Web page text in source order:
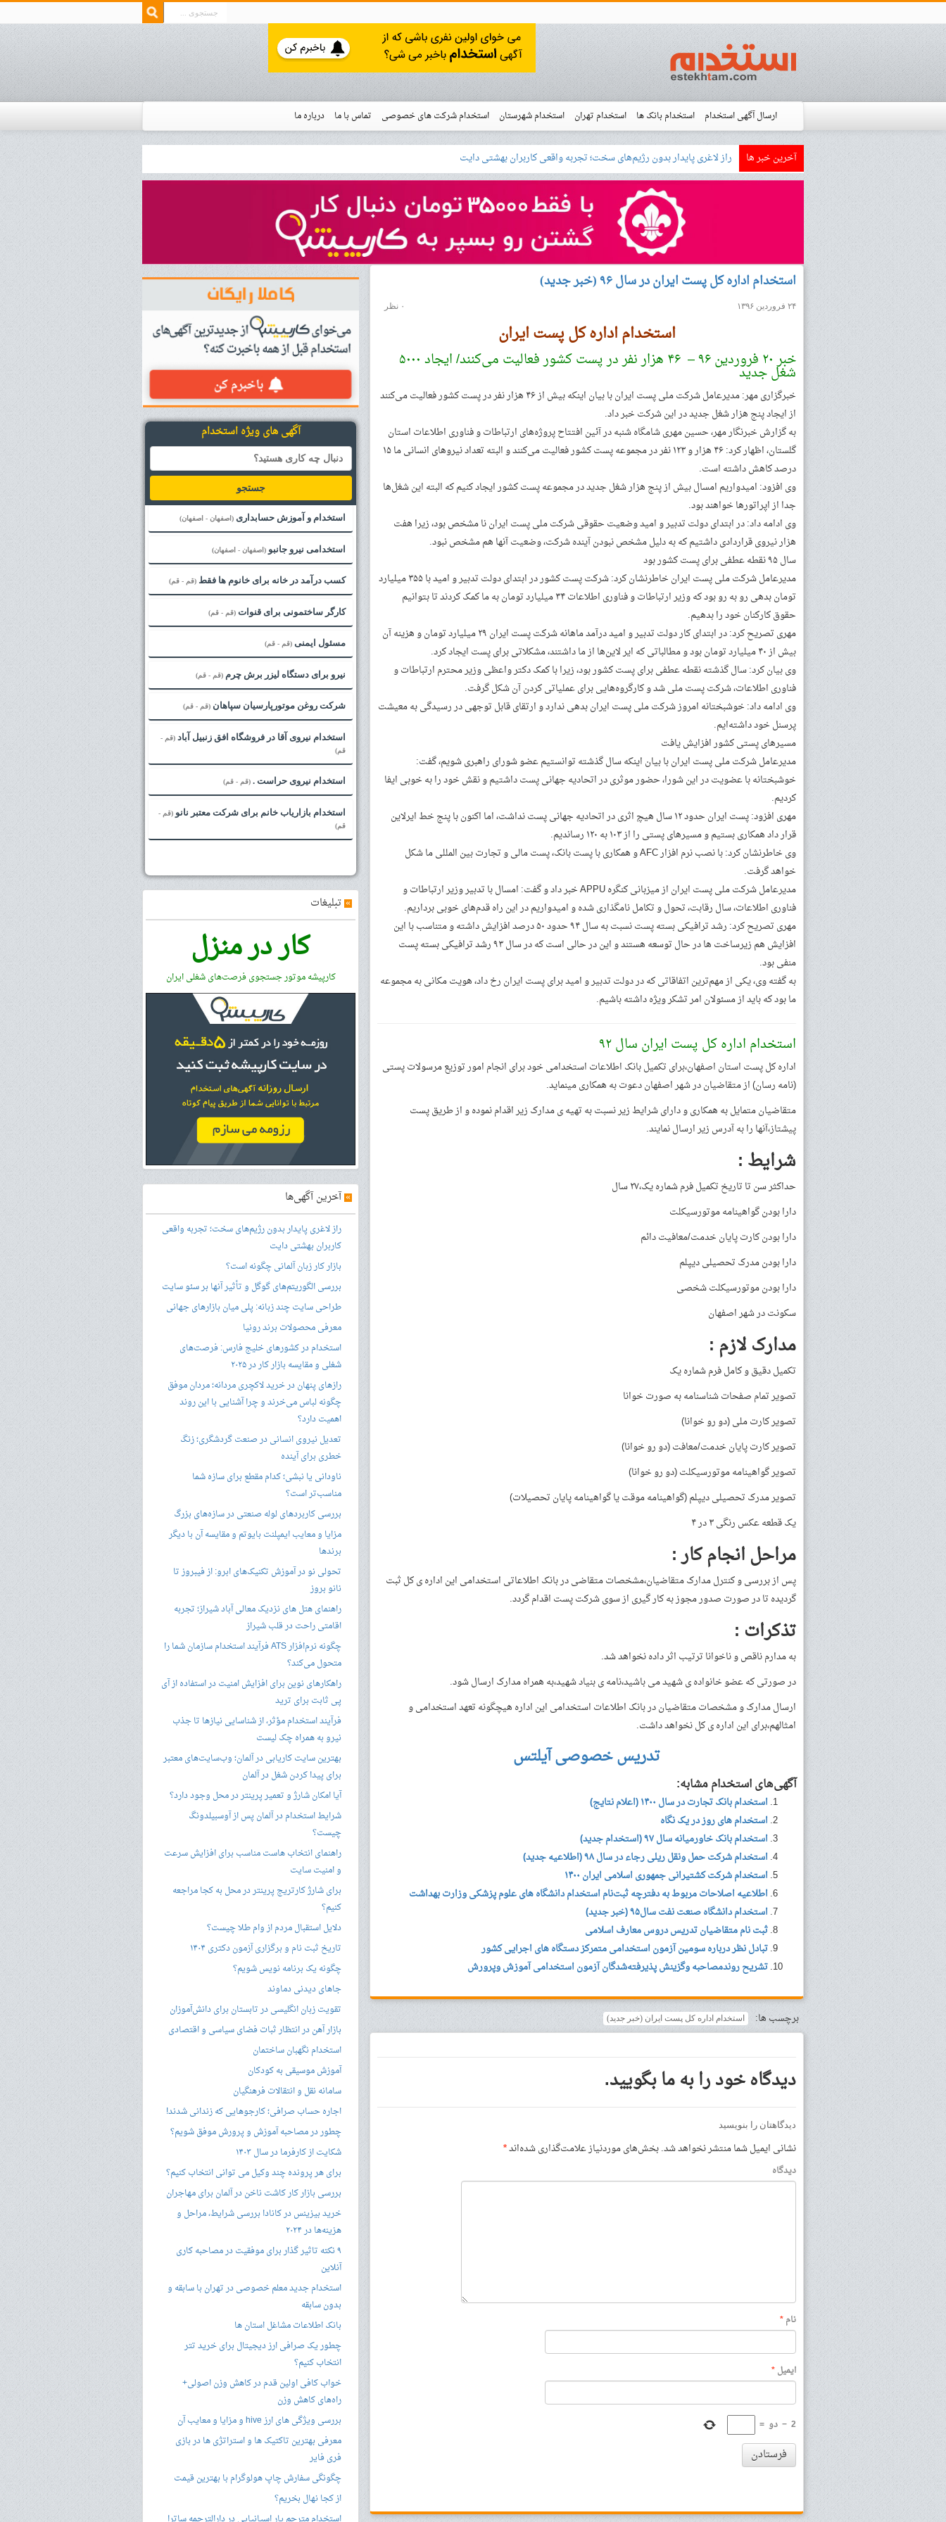
ارسال آگهی استخدام استخدام بانک ها استخدام تهران استخدام شهرستان استخدام شرکت های خصوصی تماس با ما
درباره ما
نوار زمان استخدام
استخدام شده ها
آموزش فروشگاه استخدام
آخرین خبر ها بازار کار زبان آلم
استخدام اداره کل پست ایران در سال ۹۶ (خبر جدید)
۲۴ فروردین ۱۳۹۶ ۰ نظر
استخدام اداره کل پست ایران
خبر ۲۰ فروردین ۹۶ – ۴۶ هزار نفر در پست کشور فعالیت می‌کنند/ ایجاد ۵۰۰۰
شغل جدید
خبرگزاری مهر: مدیرعامل شرکت ملی پست ایران با بیان اینکه بیش از ۴۶ هزار نفر در پست کشور فعالیت می‌کنند
از ایجاد پنج هزار شغل جدید در این شرکت خبر داد.
به گزارش خبرنگار مهر، حسین مهری شامگاه شنبه در آئین افتتاح پروژه‌های ارتباطات و فناوری اطلاعات استان
گلستان، اظهار کرد: ۴۶ هزار و ۱۲۳ نفر در مجموعه پست کشور فعالیت می‌کنند و البته تعداد نیروهای انسانی ما ۱۵
درصد کاهش داشته است.
وی افزود: امیدواریم امسال بیش از پنج هزار شغل جدید در مجموعه پست کشور ایجاد کنیم که البته این شغل‌ها
جدا از اپراتورها خواهند بود.
وی ادامه داد: در ابتدای دولت تدبیر و امید وضعیت حقوقی شرکت ملی پست ایران نا مشخص بود، زیرا هفت
هزار نیروی قراردادی داشتیم که به دلیل مشخص نبودن آینده شرکت، وضعیت آنها هم مشخص نبود.
سال ۹۵ نقطه عطفی برای پست کشور بود
مدیرعامل شرکت ملی پست ایران خاطرنشان کرد: شرکت پست کشور در ابتدای دولت تدبیر و امید با ۳۵۵ میلیارد
تومان بدهی رو به رو بود که وزیر ارتباطات و فناوری اطلاعات ۳۴ میلیارد تومان به ما کمک کردند تا بتوانیم
حقوق کارکنان خود را بدهیم.
مهری تصریح کرد: در ابتدای کار دولت تدبیر و امید درآمد ماهانه شرکت پست ایران ۲۹ میلیارد تومان و هزینه آن
بیش از ۴۰ میلیارد تومان بود و مطالباتی که ایر لاین‌ها از ما داشتند، مشکلاتی برای پست ایجاد کرد.
وی بیان کرد: سال گذشته نقطه عطفی برای پست کشور بود، زیرا با کمک دکتر واعظی وزیر محترم ارتباطات و
فناوری اطلاعات، شرکت پست ملی شد و کارگروه‌هایی برای عملیاتی کردن آن شکل گرفت.
وی ادامه داد: خوشبختانه امروز شرکت ملی پست ایران بدهی ندارد و ارتقای قابل توجهی در رسیدگی به معیشت
پرسنل خود داشته‌ایم.
مسیرهای پستی کشور افزایش یافت
مدیرعامل شرکت ملی پست ایران با بیان اینکه سال گذشته توانستیم عضو شورای راهبری شویم، گفت:
خوشبختانه با عضویت در این شورا، حضور موثری در اتحادیه جهانی پست داشتیم و نقش خود را به خوبی ایفا
کردیم.
مهری افزود: پست ایران حدود ۱۲ سال هیچ اثری در اتحادیه جهانی پست نداشت، اما اکنون با پنج خط ایرلاین
قرار داد همکاری بستیم و مسیرهای پستی را از ۱۰۳ به ۱۲۰ رساندیم.
وی خاطرنشان کرد: با نصب نرم افزار AFC و همکاری با پست بانک، پست مالی و تجارت بین المللی ما شکل
خواهد گرفت.
مدیرعامل شرکت ملی پست ایران از میزبانی کنگره APPU خبر داد و گفت: امسال با تدبیر وزیر ارتباطات و
فناوری اطلاعات، سال رقابت، تحول و تکامل نامگذاری شده و امیدواریم در این راه قدم‌های خوبی برداریم.
مهری تصریح کرد: رشد ترافیکی بسته پست نسبت به سال ۹۴ حدود ۵۰ درصد افزایش داشته و متناسب با این
افزایش هم زیرساخت ها در حال توسعه هستند و این در حالی است که در سال ۹۳ رشد ترافیکی بسته پست
منفی بود.
به گفته وی، یکی از مهم‌ترین اتفاقاتی که در دولت تدبیر و امید برای پست ایران رخ داد، هویت مکانی به مجموعه
ما بود که باید از مسئولان امر تشکر ویژه داشته باشیم.
استخدام اداره کل پست ایران سال ۹۲
اداره کل پست استان اصفهان،برای تکمیل بانک اطلاعات استخدامی خود برای انجام امور توزیع مرسولات پستی
(نامه رسان) از متقاضیان در شهر اصفهان دعوت به همکاری مینماید.
متقاضیان متمایل به همکاری و دارای شرایط زیر نسبت به تهیه ی مدارک زیر اقدام نموده و از طریق پست
پیشتاز،آنها را به آدرس زیر ارسال نمایند.
شرایط :
حداکثر سن تا تاریخ تکمیل فرم شماره یک،۲۷ سال
دارا بودن گواهینامه موتورسیکلت
دارا بودن کارت پایان خدمت/معافیت دائم
دارا بودن مدرک تحصیلی دیپلم
دارا بودن موتورسیکلت شخصی
سکونت در شهر اصفهان
مدارک لازم :
تکمیل دقیق و کامل فرم شماره یک
تصویر تمام صفحات شناسنامه به صورت خوانا
تصویر کارت ملی (دو رو خوانا)
تصویر کارت پایان خدمت/معافت (دو رو خوانا)
تصویر گواهینامه موتورسیکلت (دو رو خوانا)
تصویر مدرک تحصیلی دیپلم (گواهینامه موقت یا گواهینامه پایان تحصیلات)
یک قطعه عکس رنگی ۳ در ۴
مراحل انجام کار :
پس از بررسی و کنترل مدارک متقاضیان،مشخصات متقاضی در بانک اطلاعاتی استخدامی این اداره ی کل ثبت
گردیده تا در صورت صدور مجوز به کار گیری از سوی شرکت پست اقدام گردد.
تذکرات :
به مدارم ناقص و ناخوانا ترتیب اثر داده نخواهد شد.
در صورتی که عضو خانواده ی شهید می باشید،نامه ی بنیاد شهید،به همراه مدارک ارسال شود.
ارسال مدارک و مشخصات متقاضیان در بانک اطلاعات استخدامی این اداره هیچگونه تعهد استخدامی و
امثالهم،برای این اداره ی کل نخواهد داشت.
تدریس خصوصی آیلتس
آگهی‌های استخدام مشابه:
استخدام بانک تجارت در سال ۱۴۰۰ (اعلام نتایج)
استخدام های روز در یک نگاه
استخدام بانک خاورمیانه سال ۹۷ (استخدام جدید)
استخدام شرکت حمل ونقل ریلی رجاء در سال ۹۸ (اطلاعیه جدید)
استخدام شرکت کشتیرانی جمهوری اسلامی ایران ۱۴۰۰
اطلاعیه‌ اصلاحات مربوط به دفترچه ثبت‌نام‌ استخدام دانشگاه های علوم پزشکی وزارت بهداشت
استخدام دانشگاه صنعت نفت سال۹۵ (خبر جدید)
ثبت نام متقاضیان تدریس دروس معارف اسلامی
تبادل نظر درباره سومین آزمون استخدامی متمرکز دستگاه های اجرایی کشور
تشریح روندمصاحبه وگزینش پذیرفته‌شدگان آزمون استخدامی آموزش وپرورش
برچسب ها: استخدام اداره کل پست ایران (خبر جدید)
دیدگاه خود را به ما بگویید.
دیدگاهتان را بنویسید
نشانی ایمیل شما منتشر نخواهد شد.بخش‌های موردنیاز علامت‌گذاری شده‌اند*
دیدگاه
نام*
ایمیل*
2
− دو =
فرستادن
آگهی های ویژه استخدام
جستجو
استخدام و آموزش حسابداری (اصفهان - اصفهان)
استخدامی نیرو جانبو (اصفهان - اصفهان)
کسب درآمد در خانه برای خانوم ها فقط (قم - قم)
کارگر ساختمونی برای قنوات (قم - قم)
مسئول ایمنی (قم - قم)
نیرو برای دستگاه لیزر برش چرم (قم - قم)
شرکت روغن موتورپارسیان سپاهان (قم - قم)
استخدام نیروی آقا در فروشگاه افق زنبیل آباد (قم -
قم)
استخدام نیروی حراست . (قم - قم)
استخدام بازاریاب خانم برای شرکت معتبر نانو (قم -
قم)
»تبلیغات
کار در منزل
کارپیشه موتور جستجوی فرصت‌های شغلی ایران
»آخرین آگهی‌ها
راز لاغری پایدار بدون رژیم‌های سخت؛ تجربه واقعی
کاربران بهشتی دایت
بازار کار زبان آلمانی چگونه است؟
بررسی الگوریتم‌های گوگل و تأثیر آنها بر سئو سایت
طراحی سایت چند زبانه: پلی میان بازارهای جهانی
معرفی محصولات برند رونیا
استخدام در کشورهای خلیج فارس: فرصت‌های
شغلی و مقایسه بازار کار در ۲۰۲۵
رازهای پنهان در خرید لاکچری مردانه؛ مردان موفق
چگونه لباس می‌خرند و چرا آشنایی با این روند
اهمیت دارد؟
تعدیل نیروی انسانی در صنعت گردشگری؛ زنگ
خطری برای آینده
ناودانی یا نبشی؛ کدام مقطع برای سازه شما
مناسب‌تر است؟
بررسی کاربردهای لوله صنعتی در سازه‌های بزرگ
مزایا و معایب ایمپلنت بایوتم و مقایسه آن با دیگر
برندها
تحولی نو در آموزش تکنیک‌های ابرو: از فیبروز تا
نانو بروز
راهنمای هتل های نزدیک معالی آباد شیراز؛ تجربه
اقامتی راحت در قلب شیراز
چگونه نرم‌افزار ATS فرآیند استخدام سازمان شما را
متحول می‌کند؟
راهکارهای نوین برای افزایش امنیت در استفاده از آی
پی ثابت برای ترید
فرآیند استخدام مؤثر، از شناسایی نیازها تا جذب
نیرو به همراه چک لیست
بهترین سایت کاریابی در آلمان؛ وب‌سایت‌های معتبر
برای پیدا کردن شغل در آلمان
آیا امکان شارژ و تعمیر پرینتر در محل وجود دارد؟
شرایط استخدام در آلمان پس از آوسبیلدونگ
چیست؟
راهنمای انتخاب هاست مناسب برای افزایش سرعت
و امنیت سایت
برای شارژ کارتریج پرینتر در محل به کجا مراجعه
کنیم؟
دلایل استقبال مردم از وام طلا چیست؟
تاریخ ثبت نام و برگزاری آزمون دکتری ۱۴۰۴
چگونه یک برنامه نویس شویم؟
جاهای دیدنی دماوند
تقویت زبان انگلیسی در تابستان برای دانش‌آموزان
بازار آهن در انتظار ثبات فضای سیاسی و اقتصادی
استخدام نگهبان ساختمان
آموزش موسیقی به کودکان
سامانه نقل و انتقالات فرهنگیان
اجاره حساب صرافی؛ کارجوهایی که زندانی شدند!
چطور در مصاحبه‌ آموزش و پرورش موفق شویم؟
شکایت از کارفرما در سال ۱۴۰۳
برای هر پرونده چند وکیل می توانی انتخاب کنیم؟
بررسی بازار کار کاشت ناخن در آلمان برای مهاجران
خرید بیزینس در کانادا بررسی شرایط، مراحل و
هزینه‌ها در ۲۰۲۴
۹ نکته تاثیر گذار برای موفقیت در مصاحبه کاری
آنلاین
استخدام جدید معلم خصوصی در تهران با سابقه و
بدون سابقه
بانک اطلاعات مشاغل استان ها
چطور یک صرافی ارز دیجیتال برای خرید تتر
انتخاب کنیم؟
خواب کافی اولین قدم در کاهش وزن اصولی+
راه‌های کاهش وزن
بررسی ویژگی های ارز hive و مزایا و معایب آن
معرفی بهترین تاکتیک ها و استراتژی ها در بازی
فری فایر
چگونگی سفارش چاپ هولوگرام با بهترین قیمت
از کجا نهال بخریم؟